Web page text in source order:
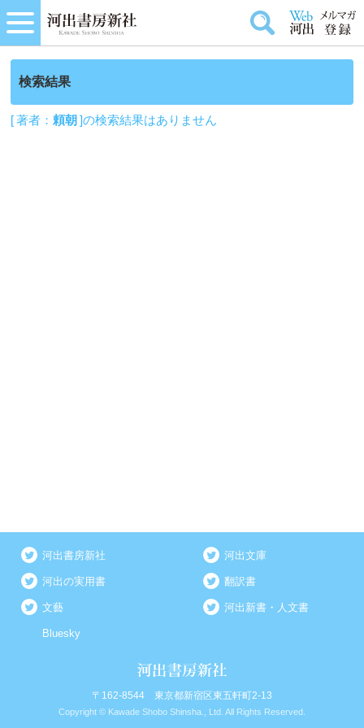
検索結果
[ 著者： 頼朝]の検索結果はありません
河出書房新社 河出文庫
河出の実用書 翻訳書
文藝 河出新書・人文書
Bluesky
〒162-8544 東京都新宿区東五軒町2-13
Copyright © Kawade Shobo Shinsha., Ltd. All Rights Reserved.